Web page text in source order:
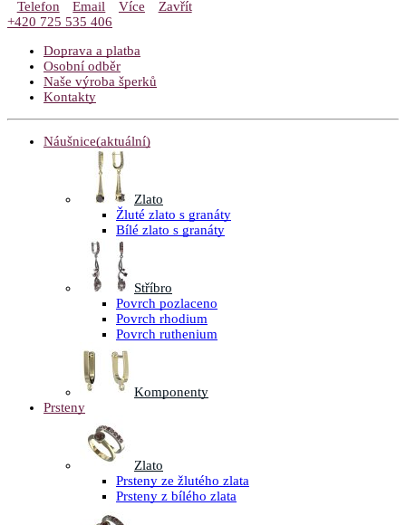
Telefon
Email Více
Zavřít
+420 725 535 406
Doprava a platba
Osobní odběr
Naše výroba šperků
Kontakty
Náušnice(aktuální)
Zlato
Žluté zlato s granáty
Bílé zlato s granáty
Stříbro
Povrch pozlaceno
Povrch rhodium
Povrch ruthenium
Komponenty
Prsteny
Zlato
Prsteny ze žlutého zlata
Prsteny z bílého zlata